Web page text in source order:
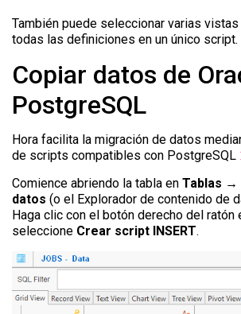
También puede seleccionar varias vistas
todas las definiciones en un único script.
Copiar datos de
PostgreSQL
Hora facilita la migración de datos
de scripts compatibles con PostgreSQL
Comience abriendo la tabla en Tablas →
datos (o el Explorador de contenido de
Haga clic con el botón derecho del ratón
seleccione Crear script INSERT.